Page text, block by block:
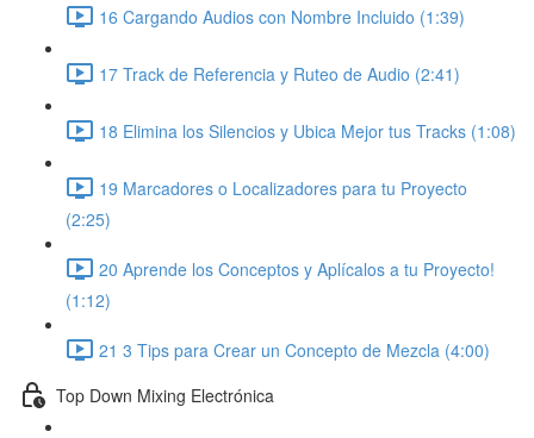
16 Cargando Audios con Nombre Incluido (1:39)
17 Track de Referencia y Ruteo de Audio (2:41)
18 Elimina los Silencios y Ubica Mejor tus Tracks (1:08)
19 Marcadores o Localizadores para tu Proyecto
(2:25)
20 Aprende los Conceptos y Aplícalos a tu Proyecto!
(1:12)
21 3 Tips para Crear un Concepto de Mezcla (4:00)
Top Down Mixing Electrónica